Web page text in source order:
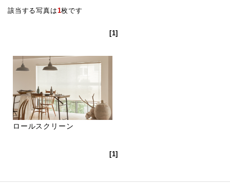
該当する写真は1枚です
[1]
ロールスクリーン
[1]